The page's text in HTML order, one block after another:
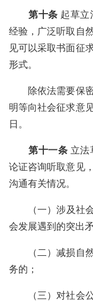
第十条 起草立
经验，广泛听取自
见可以采取书面征
形式。
除依法需要保
明等向社会征求意
日。
第十一条 立法
论证咨询听取意见
沟通有关情况。
（一）涉及社
会发展遇到的突出
（二）减损自
务的；
（三）对社会